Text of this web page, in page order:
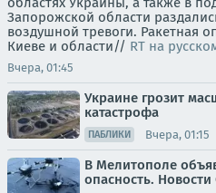
Запорожской области
воздушной тревоги. Ракетная
Киеве и области// RT на
Вчера, 01:45
Украине грозит
катастрофа
ПАБЛИКИ Вчера, 01:15
В Мелитополе
опасность.